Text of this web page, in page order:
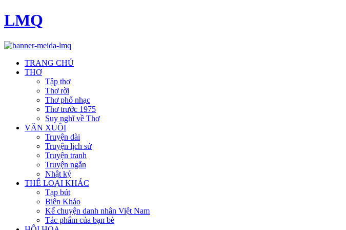
LMQ
TRANG CHỦ
THƠ
Tập thơ
Thơ rời
Thơ phổ nhạc
Thơ trước 1975
Suy nghĩ về Thơ
VĂN XUÔI
Truyện dài
Truyện lịch sử
Truyện tranh
Truyện ngắn
Nhật ký
THỂ LOẠI KHÁC
Tạp bút
Biên Khảo
Kể chuyện danh nhân Việt Nam
Tác phẩm của bạn bè